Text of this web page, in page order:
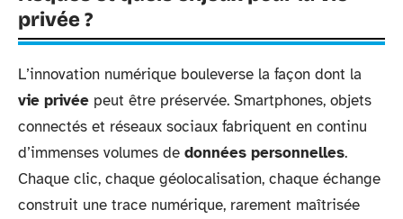
privée ?
L’innovation numérique bouleverse la façon dont la
vie privée peut être préservée. Smartphones, objets
connectés et réseaux sociaux fabriquent en continu
d’immenses volumes de données personnelles.
Chaque clic, chaque géolocalisation, chaque échange
construit une trace numérique, rarement maîtrisée